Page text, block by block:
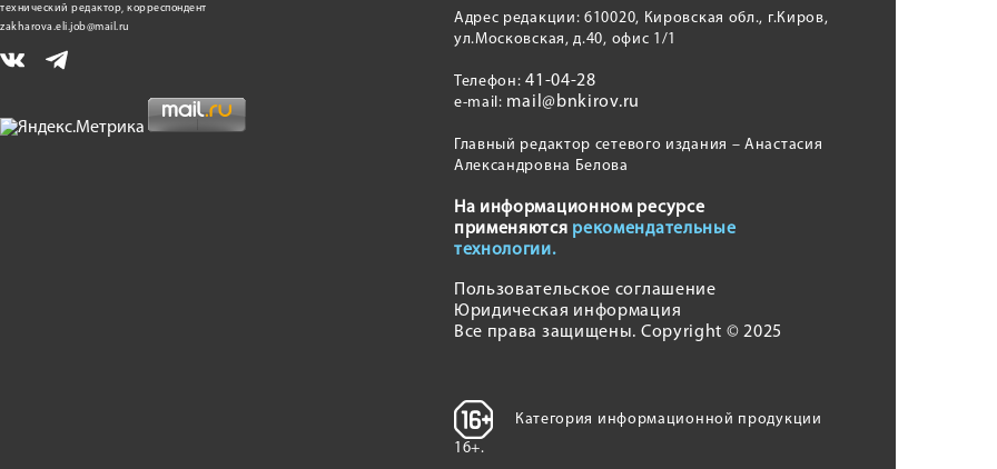
технический редактор, корреспондент
zakharova.eli.job@mail.ru
Адрес редакции: 610020, Кировская обл., г.Киров,
ул.Московская, д.40, офис 1/1
Телефон:41-04-28
e-mail: mail@bnkirov.ru
Главный редактор сетевого издания – Анастасия
Александровна Белова
На информационном ресурсе
применяются рекомендательные
технологии.
Пользовательское соглашение
Юридическая информация
Все права защищены. Copyright © 2025
Категория информационной продукции
16+.